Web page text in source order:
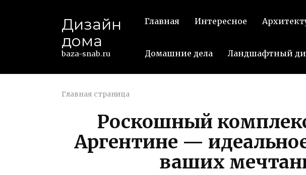
Дизайн
дома
baza-snab.ru
Главная Интересное
Домашние дела Ландшафтный
Главная страница
Роскошный
Аргентине —
ваших